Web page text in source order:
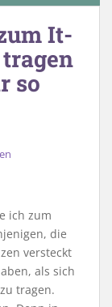
It-
so
ich zum
die
versteckt
als sich
tragen.